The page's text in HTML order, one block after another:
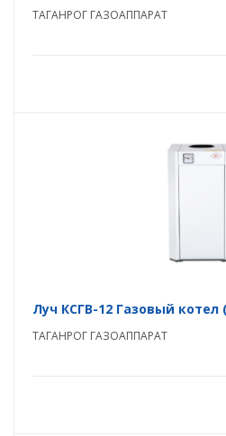
ТАГАНРОГ ГАЗОАППАРАТ
Луч КСГВ-12 Газовый котел
ТАГАНРОГ ГАЗОАППАРАТ